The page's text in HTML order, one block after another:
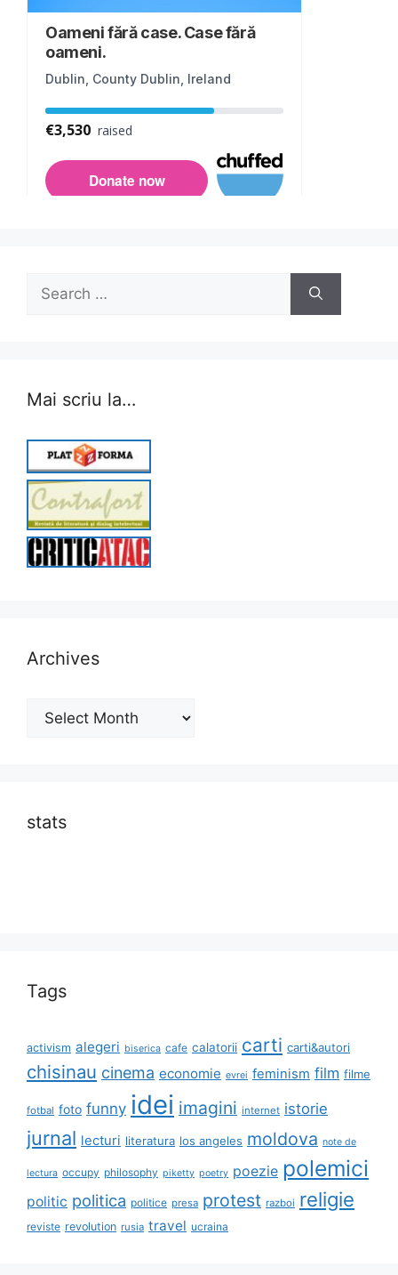
Search
for:
Mai scriu la…
Archives
Archives
stats
Tags
activism alegeri biserica cafe calatorii carti carti&autori
chisinau cinema economie evrei feminism film filme
fotbal foto funny idei imagini internet istorie
jurnal lecturi literatura los angeles moldova note de
lectura occupy philosophy piketty poetry poezie polemici
politic politica politice presa protest razboi religie
reviste revolution rusia travel ucraina